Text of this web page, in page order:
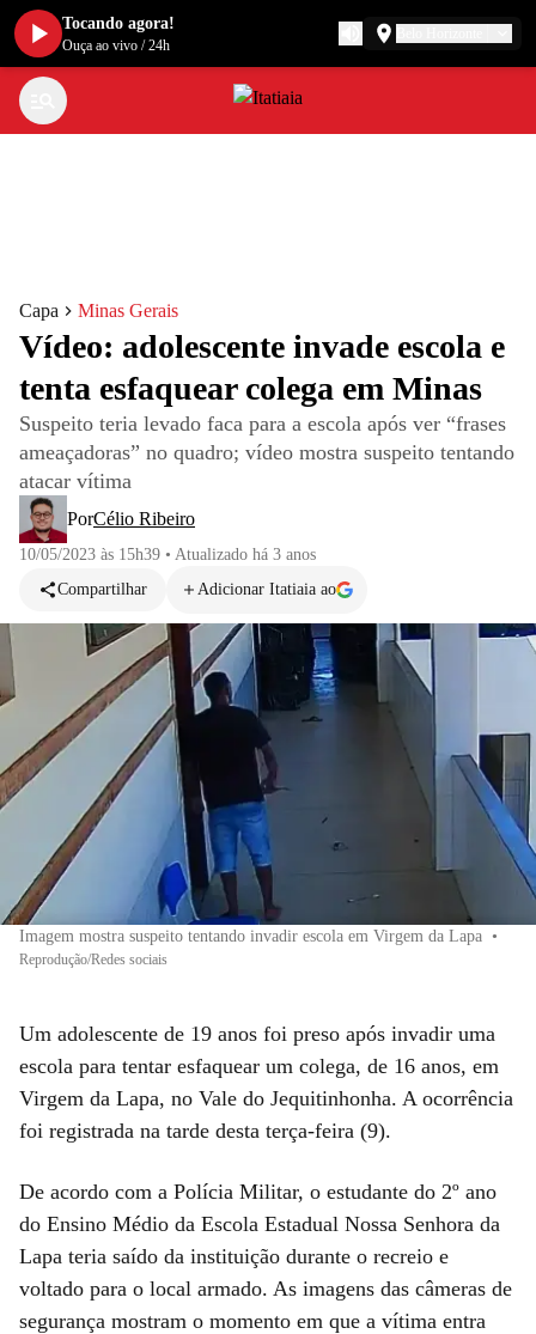
Capa Minas Gerais
Vídeo: adolescente invade escola e
tenta esfaquear colega em Minas
Suspeito teria levado faca para a escola após ver “frases
ameaçadoras” no quadro; vídeo mostra suspeito tentando
atacar vítima
PorCélio Ribeiro
10/05/2023 às 15h39 • Atualizado há 3 anos
Compartilhar
Adicionar Itatiaia ao
Imagem mostra suspeito tentando invadir escola em Virgem da Lapa •
Reprodução/Redes sociais
Um adolescente de 19 anos foi preso após invadir uma
escola para tentar esfaquear um colega, de 16 anos, em
Virgem da Lapa, no Vale do Jequitinhonha. A ocorrência
foi registrada na tarde desta terça-feira (9).
De acordo com a Polícia Militar, o estudante do 2º ano
do Ensino Médio da Escola Estadual Nossa Senhora da
Lapa teria saído da instituição durante o recreio e
voltado para o local armado. As imagens das câmeras de
segurança mostram o momento em que a vítima entra
Tocando agora!
Ouça ao vivo /24h